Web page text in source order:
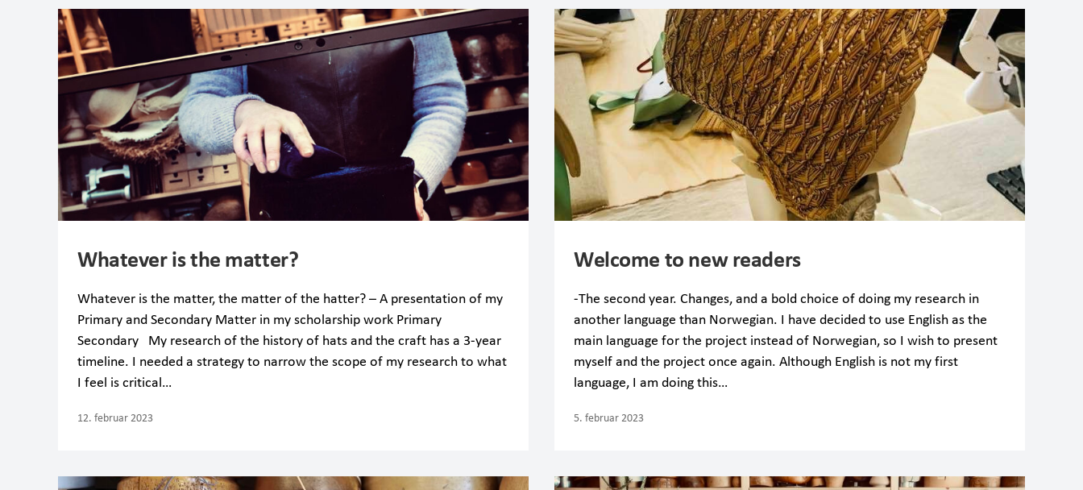
Whatever is the matter?
Whatever is the matter, the matter of the hatter? – A presentation of my
Primary and Secondary Matter in my scholarship work Primary
Secondary My research of the history of hats and the craft has a 3-year
timeline. I needed a strategy to narrow the scope of my research to what
I feel is critical…
12. februar 2023
Welcome to new readers
-The second year. Changes, and a bold choice of doing my research in
another language than Norwegian. I have decided to use English as the
main language for the project instead of Norwegian, so I wish to present
myself and the project once again. Although English is not my first
language, I am doing this…
5. februar 2023